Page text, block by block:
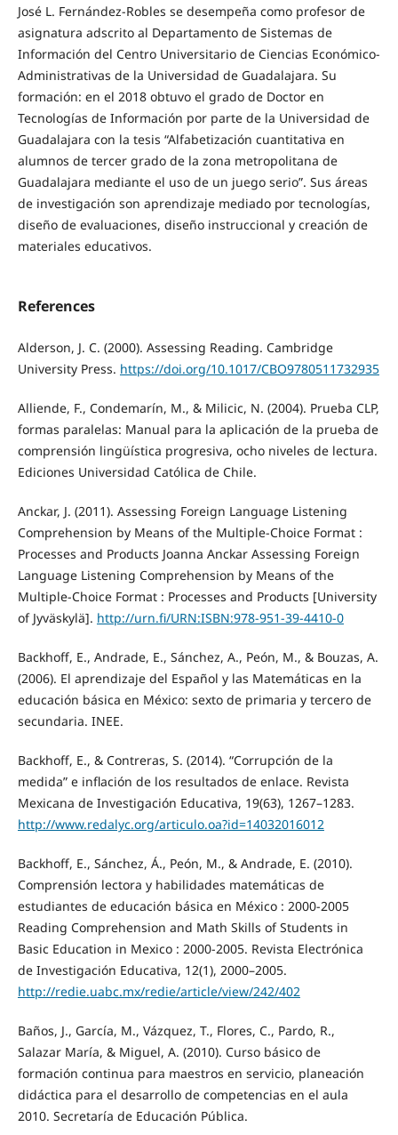
José L. Fernández-Robles se desempeña como profesor de
asignatura adscrito al Departamento de Sistemas de
Información del Centro Universitario de Ciencias Económico-
Administrativas de la Universidad de Guadalajara. Su
formación: en el 2018 obtuvo el grado de Doctor en
Tecnologías de Información por parte de la Universidad de
Guadalajara con la tesis “Alfabetización cuantitativa en
alumnos de tercer grado de la zona metropolitana de
Guadalajara mediante el uso de un juego serio”. Sus áreas
de investigación son aprendizaje mediado por tecnologías,
diseño de evaluaciones, diseño instruccional y creación de
materiales educativos.
References
Alderson, J. C. (2000). Assessing Reading. Cambridge
University Press. https://doi.org/10.1017/CBO9780511732935
Alliende, F., Condemarín, M., & Milicic, N. (2004). Prueba CLP,
formas paralelas: Manual para la aplicación de la prueba de
comprensión lingüística progresiva, ocho niveles de lectura.
Ediciones Universidad Católica de Chile.
Anckar, J. (2011). Assessing Foreign Language Listening
Comprehension by Means of the Multiple-Choice Format :
Processes and Products Joanna Anckar Assessing Foreign
Language Listening Comprehension by Means of the
Multiple-Choice Format : Processes and Products [University
of Jyväskylä]. http://urn.fi/URN:ISBN:978-951-39-4410-0
Backhoff, E., Andrade, E., Sánchez, A., Peón, M., & Bouzas, A.
(2006). El aprendizaje del Español y las Matemáticas en la
educación básica en México: sexto de primaria y tercero de
secundaria. INEE.
Backhoff, E., & Contreras, S. (2014). “Corrupción de la
medida” e inflación de los resultados de enlace. Revista
Mexicana de Investigación Educativa, 19(63), 1267–1283.
http://www.redalyc.org/articulo.oa?id=14032016012
Backhoff, E., Sánchez, Á., Peón, M., & Andrade, E. (2010).
Comprensión lectora y habilidades matemáticas de
estudiantes de educación básica en México : 2000-2005
Reading Comprehension and Math Skills of Students in
Basic Education in Mexico : 2000-2005. Revista Electrónica
de Investigación Educativa, 12(1), 2000–2005.
http://redie.uabc.mx/redie/article/view/242/402
Baños, J., García, M., Vázquez, T., Flores, C., Pardo, R.,
Salazar María, & Miguel, A. (2010). Curso básico de
formación continua para maestros en servicio, planeación
didáctica para el desarrollo de competencias en el aula
2010. Secretaría de Educación Pública.